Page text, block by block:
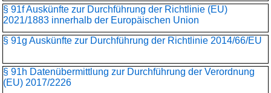
§ 91f Auskünfte zur Durchführung der Richtlinie (EU)
2021/1883 innerhalb der Europäischen Union
§ 91g Auskünfte zur Durchführung der Richtlinie 2014/66/EU
§ 91h Datenübermittlung zur Durchführung der Verordnung
(EU) 2017/2226